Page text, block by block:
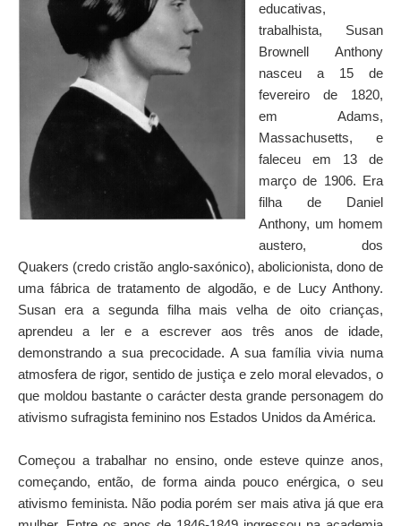
educativas,
trabalhista, Susan
Brownell Anthony
nasceu a 15 de
fevereiro de 1820,
em Adams,
Massachusetts, e
faleceu em 13 de
março de 1906. Era
filha de Daniel
Anthony, um homem
austero, dos
Quakers (credo cristão anglo-saxónico), abolicionista, dono de
uma fábrica de tratamento de algodão, e de Lucy Anthony.
Susan era a segunda filha mais velha de oito crianças,
aprendeu a ler e a escrever aos três anos de idade,
demonstrando a sua precocidade. A sua família vivia numa
atmosfera de rigor, sentido de justiça e zelo moral elevados, o
que moldou bastante o carácter desta grande personagem do
ativismo sufragista feminino nos Estados Unidos da América.
Começou a trabalhar no ensino, onde esteve quinze anos,
começando, então, de forma ainda pouco enérgica, o seu
ativismo feminista. Não podia porém ser mais ativa já que era